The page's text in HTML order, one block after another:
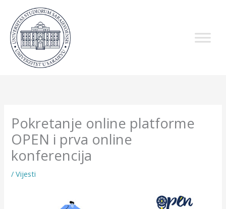
content
Pokretanje online platforme
OPEN i prva online
konferencija
/Vijesti